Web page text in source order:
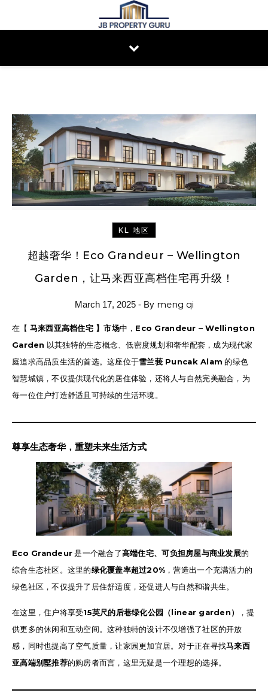
KL 地区
超越奢华！Eco Grandeur – Wellington
Garden，让马来西亚高档住宅再升级！
March 17, 2025 - By meng qi
马来西亚高档住宅 】市场中， Eco Grandeur – Wellington
Garden 以其独特的生态概念、低密度规划和奢华配套，成为现代家
庭追求高品质生活的首选。这座位于雪兰莪 Puncak Alam 的绿色
智慧城镇，不仅提供现代化的居住体验，还将人与自然完美融合，为
每一位住户打造舒适且可持续的生活环境。
尊享生态奢华，重塑未来生活方式
Eco Grandeur是一个融合了高端住宅、可负担房屋与商业发展的
综合生态社区。这里的绿化覆盖率超过20% ，营造出一个充满活力的
绿色社区，不仅提升了居住舒适度，还促进人与自然和谐共生。
在这里，住户将享受15英尺的后巷绿化公园（linear garden）
，提
供更多的休闲和互动空间。这种独特的设计不仅增强了社区的开放
感，同时也提高了空气质量，让家园更加宜居。对于正在寻找马来西
亚高端别墅推荐的购房者而言，这里无疑是一个理想的选择。